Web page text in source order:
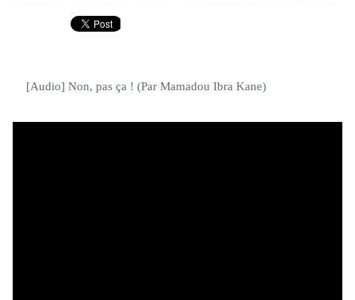
[Audio] Non, pas ça ! (Par Mamadou Ibra Kane)